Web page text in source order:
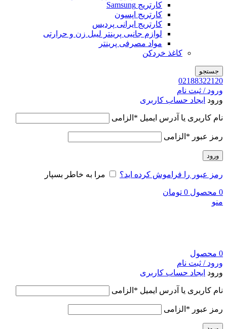
کارتریج Samsung
کارتریج اپسون
کارتریج ایرانی پردیس
لوازم جانبی پرینتر لیبل زن و حرارتی
مواد مصرفی پرینتر
کاغذ خردکن
جستجو
02188322120
ورود / ثبت نام
ورود ایجاد حساب کاربری
نام کاربری یا آدرس ایمیل * الزامی
رمز عبور * الزامی
ورود
رمز عبور را فراموش کرده اید؟ مرا به خاطر بسپار
0 محصول 0 تومان
منو
0 محصول
ورود / ثبت نام
ورود ایجاد حساب کاربری
نام کاربری یا آدرس ایمیل * الزامی
رمز عبور * الزامی